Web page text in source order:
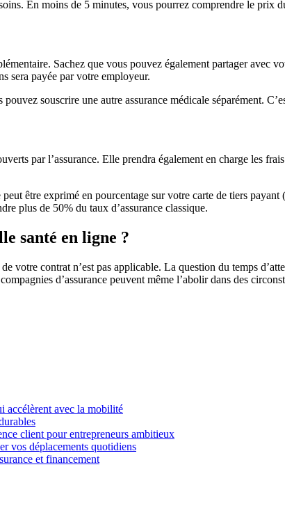
En moins de 5 minutes, vous pourrez comprendre le prix
Sachez que vous pouvez également partager avec
sera payée par votre employeur.
souscrire une autre assurance médicale séparément.
par l’assurance. Elle prendra également en charge les
être exprimé en pourcentage sur votre carte de tiers
plus de 50% du taux d’assurance classique.
santé en ligne ?
votre contrat n’est pas applicable. La question du temps
d’assurance peuvent même l’abolir dans des
accélèrent avec la mobilité
client pour entrepreneurs ambitieux
vos déplacements quotidiens
et financement